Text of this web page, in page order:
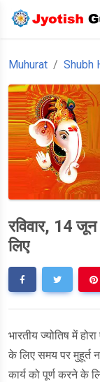
Muhurat Shubh
रविवार, 14
लिए
भारतीय ज्योतिष में
के लिए समय पर मुहूर्त
कार्य को पूर्ण करने के